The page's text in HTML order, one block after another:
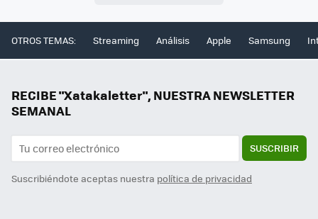
OTROS TEMAS: Streaming Análisis Apple Samsung
RECIBE "Xatakaletter", NUESTRA NEWSLETTER
SEMANAL
SUSCRIBIR
Suscribiéndote aceptas nuestra política de privacidad